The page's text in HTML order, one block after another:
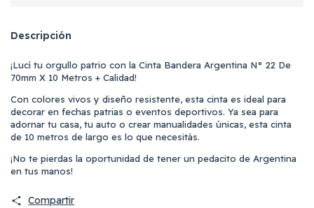
Descripción
¡Lucí tu orgullo patrio con la Cinta Bandera Argentina N° 22 De
70mm X 10 Metros + Calidad!
Con colores vivos y diseño resistente, esta cinta es ideal para
decorar en fechas patrias o eventos deportivos. Ya sea para
adornar tu casa, tu auto o crear manualidades únicas, esta cinta
de 10 metros de largo es lo que necesitás.
¡No te pierdas la oportunidad de tener un pedacito de Argentina
en tus manos!
Compartir